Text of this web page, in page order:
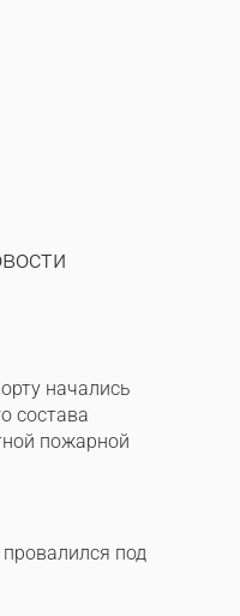
начались
состава
пожарной
под